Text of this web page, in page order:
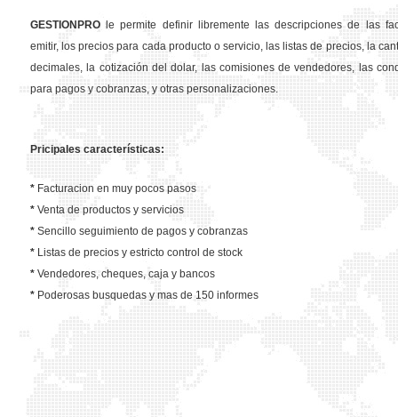
GESTION PRO le permite definir libremente las descripciones de las
emitir, los precios para cada producto o servicio, las listas de precios, la
decimales, la cotización del dolar, las comisiones de vendedores, las
para pagos y cobranzas, y otras personalizaciones.
Pricipales características:
* Facturacion en muy pocos pasos
* Venta de productos y servicios
* Sencillo seguimiento de pagos y cobranzas
* Listas de precios y estricto control de stock
* Vendedores, cheques, caja y bancos
* Poderosas busquedas y mas de 150 informes